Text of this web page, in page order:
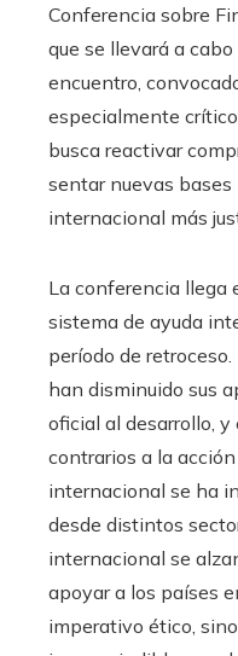
Conferencia sobre
que se llevará a
encuentro,
especialmente
busca reactivar
sentar nuevas
internacional más
La conferencia llega
sistema de ayuda
período de
han disminuido sus
oficial al desarrollo, y
contrarios a la
internacional se ha
desde distintos
internacional se
apoyar a los países
imperativo ético,